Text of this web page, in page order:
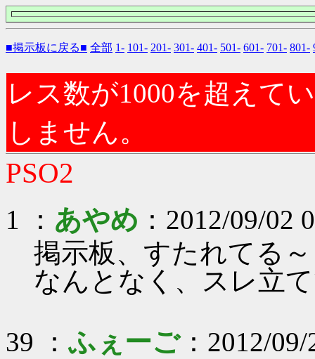
■掲示板に戻る■ 全部 1- 101- 201- 301- 401- 501- 601- 701- 801-
レス数が1000を超えて
しません。
PSO2
1 ： あやめ ：2012/09/
掲示板、すたれてる
なんとなく、スレ立
39 ：ふぇーご：2012/